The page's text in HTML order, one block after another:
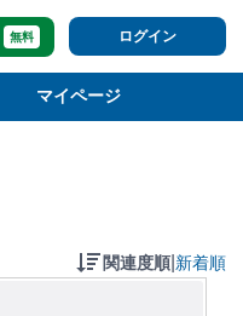
無料 ログイン
マイページ
関連度順 新着順